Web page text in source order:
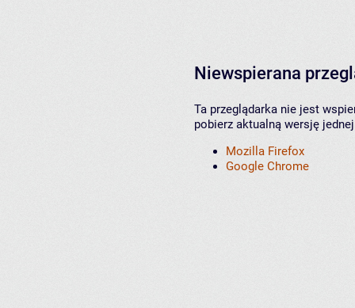
Niewspierana
Ta przeglądarka nie jest
pobierz aktualną wersję
Mozilla Firefox
Google Chrome